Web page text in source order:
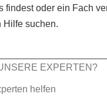
findest oder ein Fach
Hilfe suchen.
EXPERTEN?